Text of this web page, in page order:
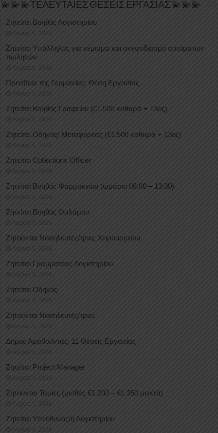
💫💫💫ΤΕΛΕΥΤΑΙΕΣ ΘΕΣΕΙΣ ΕΡΓΑΣΙΑΣ 💫💫💫
Ζητείται Βοηθός Λογιστηρίου
August 6, 2026
Ζητείται Υπάλληλος για γέμισμα και ανεφοδιασμό αυτόματων
πωλητών
August 6, 2026
Πρεσβεία της Γερμανίας: Θέση Εργασίας
August 6, 2026
Ζητείται Βοηθός Γραφείου (€1.500 καθαρά + 13ος)
August 6, 2026
Ζητείται Οδηγός/ Μεταφορέας (€1.500 καθαρά + 13ος)
August 6, 2026
Ζητείται Collections Officer
August 6, 2026
Ζητείται Βοηθός Φαρμακείου (ωράριο 08:00 – 13:30)
August 5, 2026
Ζητείται Βοηθός Θαλάμου
August 5, 2026
Ζητούνται Νοσηλευτές/τριες Χειρουργείου
August 5, 2026
Ζητείται Γραμματέας Λογιστηρίου
August 5, 2026
Ζητείται Οδηγός
August 5, 2026
Ζητούνται Νοσηλευτές/τριες
August 5, 2026
Δήμος Αμαθούντας: 11 Θέσεις Εργασίας
August 5, 2026
Ζητείται Project Manager
August 5, 2026
Ζητούνται Ταμίες (μισθός €1.200 – €1.350 μεικτά)
August 5, 2026
Ζητείται Υπεύθυνος/η Λογιστηρίου
August 4, 2026